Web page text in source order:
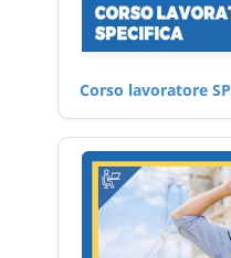
Corso lavoratore